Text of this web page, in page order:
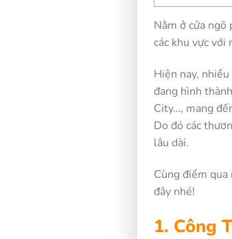
Nằm ở cửa
các khu vực với
Hiện nay,
đang hình
City…, mang
Do đó các
lâu dài.
Cùng điểm
đây nhé!
1. Công